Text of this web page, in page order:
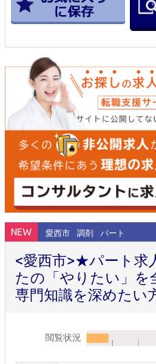
NEW 愛西市 調剤 パート
<愛西市>★パート求
たの「やりたい」
専門知識を深めた
閲覧状況